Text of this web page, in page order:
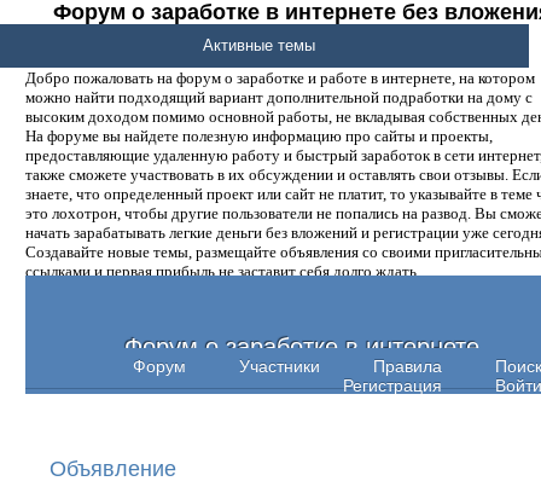
Форум о заработке в интернете без
денег.
Добро пожаловать на форум о заработке и работе в интернете, на котором
можно найти подходящий вариант дополнительной подработки на дому с
высоким доходом помимо основной работы, не вкладывая собственных
На форуме вы найдете полезную информацию про сайты и проекты,
предоставляющие удаленную работу и быстрый заработок в сети
также сможете участвовать в их обсуждении и оставлять свои отзывы.
знаете, что определенный проект или сайт не платит, то указывайте в теме
это лохотрон, чтобы другие пользователи не попались на развод. Вы
начать зарабатывать легкие деньги без вложений и регистрации уже
Создавайте новые темы, размещайте объявления со своими
ссылками и первая прибыль не заставит себя долго ждать.
Форум о заработке в интернете
Форум Участники Правила
Поиск
Регистрация
Войти
Активные темы
Объявление